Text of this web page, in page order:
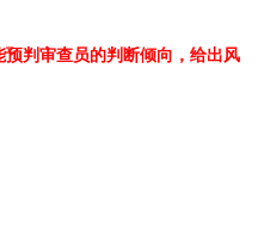
判审查员的判断倾向，给出风